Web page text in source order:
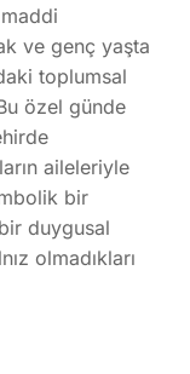
ve genç yaşta
toplumsal
özel günde
aileleriyle
bir
duygusal
olmadıkları